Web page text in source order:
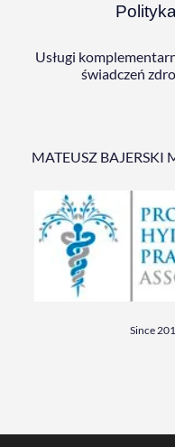
Usługi
świadczeń
MATEUSZ BAJERSKI
Since